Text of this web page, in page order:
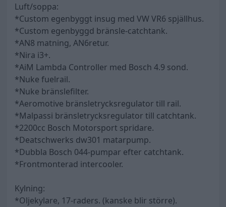
Luft/soppa:
*Custom egenbyggt insug med VW VR6 spjällhus.
*Custom egenbyggd bränsle-catchtank.
*AN8 matning, AN6retur.
*Nira i3+.
*AiM Lambda Controller med Bosch 4.9 sond.
*Nuke fuelrail.
*Nuke bränslefilter.
*Aeromotive bränsletrycksregulator till rail.
*Malpassi bränsletrycksregulator till catchtank.
*2200cc Bosch Motorsport spridare.
*Deatschwerks dw301 matarpump.
*Dubbla Bosch 044-pumpar efter catchtank.
*Frontmonterad intercooler.
Kylning:
*Oljekylare, 17-raders. (kanske blir större).